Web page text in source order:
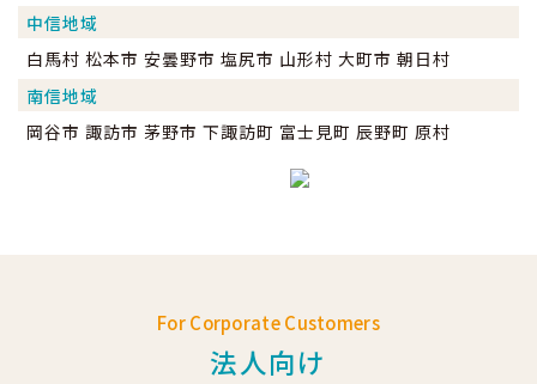
中信地域
白馬村 松本市 安曇野市 塩尻市 山形村 大町市 朝日村
南信地域
岡谷市 諏訪市 茅野市 下諏訪町 富士見町 辰野町 原村
For Corporate Customers
法人向け